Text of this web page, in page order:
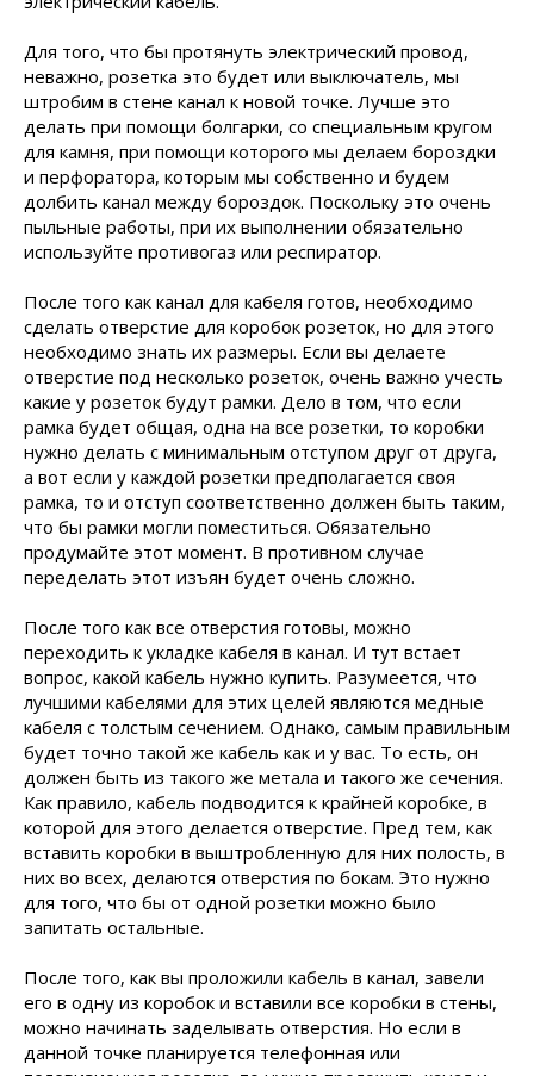
Для того, что бы протянуть электрический провод,
неважно, розетка это будет или выключатель, мы
штробим в стене канал к новой точке. Лучше это
делать при помощи болгарки, со специальным кругом
для камня, при помощи которого мы делаем бороздки
и перфоратора, которым мы собственно и будем
долбить канал между бороздок. Поскольку это очень
пыльные работы, при их выполнении обязательно
используйте противогаз или респиратор.
После того как канал для кабеля готов, необходимо
сделать отверстие для коробок розеток, но для этого
необходимо знать их размеры. Если вы делаете
отверстие под несколько розеток, очень важно учесть
какие у розеток будут рамки. Дело в том, что если
рамка будет общая, одна на все розетки, то коробки
нужно делать с минимальным отступом друг от друга,
а вот если у каждой розетки предполагается своя
рамка, то и отступ соответственно должен быть таким,
что бы рамки могли поместиться. Обязательно
продумайте этот момент. В противном случае
переделать этот изъян будет очень сложно.
После того как все отверстия готовы, можно
переходить к укладке кабеля в канал. И тут встает
вопрос, какой кабель нужно купить. Разумеется, что
лучшими кабелями для этих целей являются медные
кабеля с толстым сечением. Однако, самым правильным
будет точно такой же кабель как и у вас. То есть, он
должен быть из такого же метала и такого же сечения.
Как правило, кабель подводится к крайней коробке, в
которой для этого делается отверстие. Пред тем, как
вставить коробки в выштробленную для них полость, в
них во всех, делаются отверстия по бокам. Это нужно
для того, что бы от одной розетки можно было
запитать остальные.
После того, как вы проложили кабель в канал, завели
его в одну из коробок и вставили все коробки в стены,
можно начинать заделывать отверстия. Но если в
данной точке планируется телефонная или